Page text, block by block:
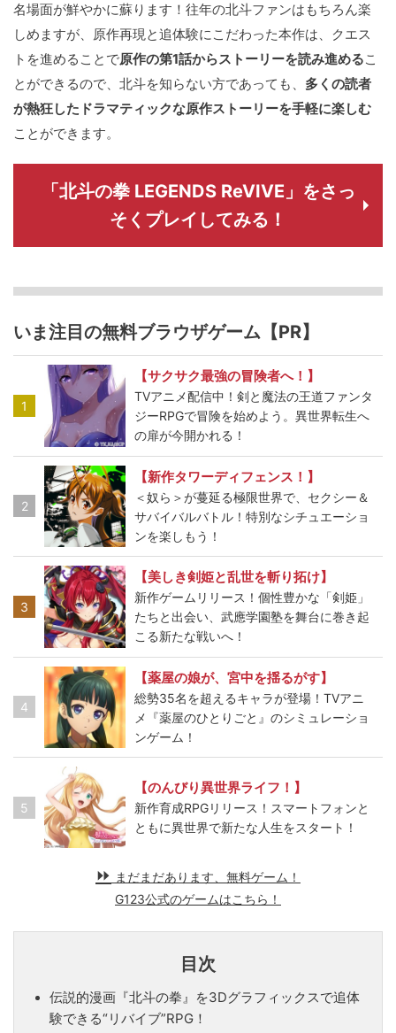
名場面が鮮やかに蘇ります！往年の北斗ファンはもちろん楽
しめますが、原作再現と追体験にこだわった本作は、クエス
トを進めることで原作の第1話からストーリーを読み進めるこ
とができるので、北斗を知らない方であっても、 多くの読者
が熱狂したドラマティックな原作ストーリーを手軽に楽しむ
ことができます。
「北斗の拳 LEGENDS ReVIVE」をさっ
そくプレイしてみる！
いま注目の無料ブラウザゲーム【PR】
1
【サクサク最強の冒険者へ！】
TVアニメ配信中！剣と魔法の王道ファンタ
ジーRPGで冒険を始めよう。異世界転生へ
の扉が今開かれる！
2
【新作タワーディフェンス！】
＜奴ら＞が蔓延る極限世界で、セクシー＆
サバイバルバトル！特別なシチュエーショ
ンを楽しもう！
3
【美しき剣姫と乱世を斬り拓け】
新作ゲームリリース！個性豊かな「剣姫」
たちと出会い、武應学園塾を舞台に巻き起
こる新たな戦いへ！
4
【薬屋の娘が、宮中を揺るがす】
総勢35名を超えるキャラが登場！TVアニ
メ『薬屋のひとりごと』のシミュレーショ
ンゲーム！
5
【のんびり異世界ライフ！】
新作育成RPGリリース！スマートフォンと
ともに異世界で新たな人生をスタート！
まだまだあります、無料ゲーム！
G123公式のゲームはこちら！
目次
伝説的漫画『北斗の拳』を3Dグラフィックスで追体
験できる“リバイブ”RPG！